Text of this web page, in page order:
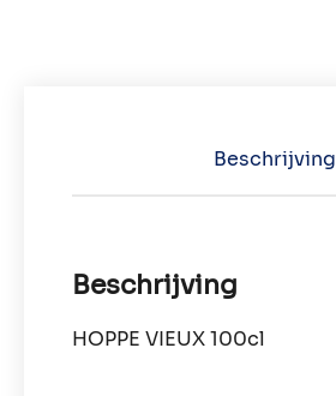
Beschrijving
Beschrijving
HOPPE VIEUX 100cl